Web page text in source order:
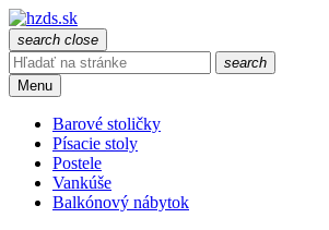
search close
search
Menu
Barové stoličky
Písacie stoly
Postele
Vankúše
Balkónový nábytok